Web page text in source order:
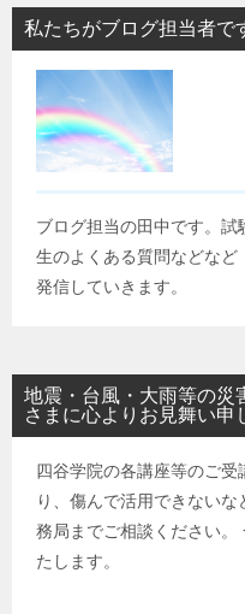
私たちがブログ担当者で
ブログ担当の田中です。
生のよくある質問などなど
発信していきます。
地震・台風・大雨等の災
さまに心よりお見舞い申
四谷学院の各講座等のご
り、傷んで活用できない
務局までご相談ください。
たします。